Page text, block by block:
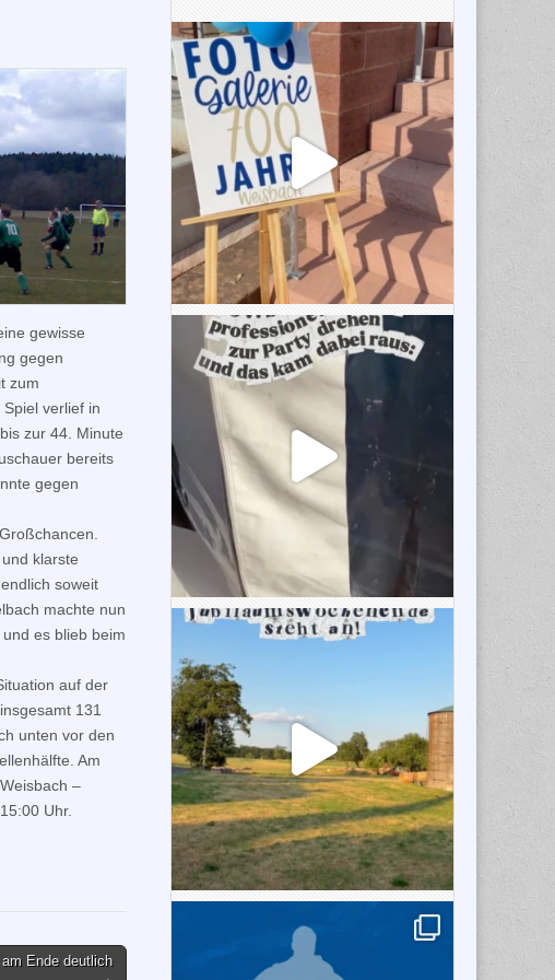
gewisse
gegen
zum
verlief in
zur 44. Minute
bereits
gegen
klarste
soweit
machte nun
es blieb beim
auf der
131
unten vor den
Am
–
Uhr.
Ende deutlich